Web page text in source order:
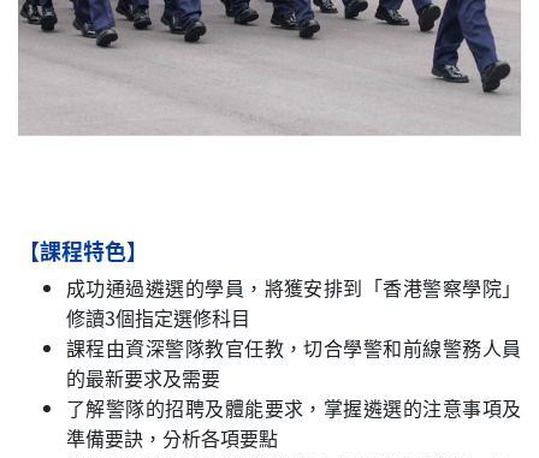
【課程特色】
成功通過遴選的學員，將獲安排到「香港警察學院」
修讀3個指定選修科目
課程由資深警隊教官任教，切合學警和前線警務人員
的最新要求及需要
了解警隊的招聘及體能要求，掌握遴選的注意事項及
準備要訣，分析各項要點